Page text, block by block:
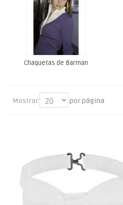
Chaquetas de Barman
Mostrar por página